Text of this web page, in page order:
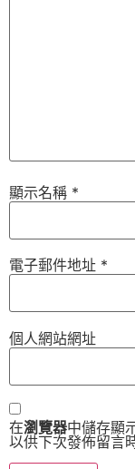
顯示名稱 *
電子郵件地址 *
個人網站網址
在瀏覽器中儲存顯
以供下次發佈留言